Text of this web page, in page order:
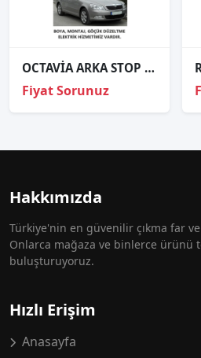
OCTAVİA ARKA STOP SAĞ SOL 2009 2010 2011 2012 2013 / KAMPANYA
Fiyat Sorunuz
Hakkımızda
Türkiye'nin en güvenilir çıkma far
Onlarca mağaza ve binlerce ürünü
buluşturuyoruz.
Hızlı Erişim
Anasayfa